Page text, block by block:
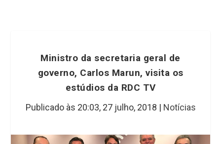
Ministro da secretaria geral de
governo, Carlos Marun, visita os
estúdios da RDC TV
Publicado às 20:03, 27 julho, 2018 | Notícias